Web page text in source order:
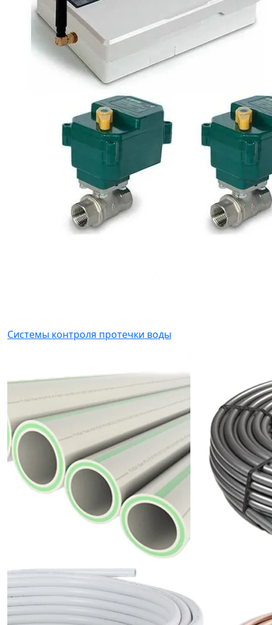
Системы контроля протечки воды